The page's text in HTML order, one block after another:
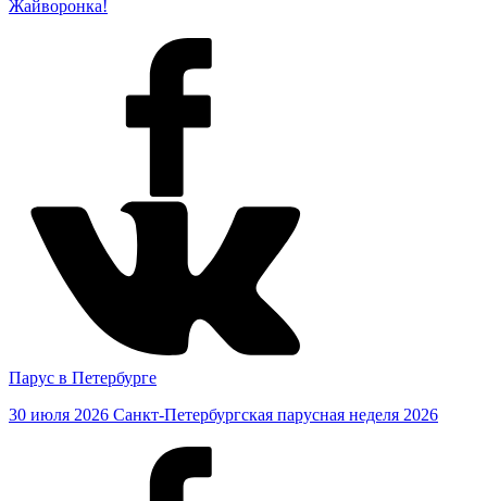
Жайворонка!
Парус в Петербурге
30 июля 2026 Санкт-Петербургская парусная неделя 2026